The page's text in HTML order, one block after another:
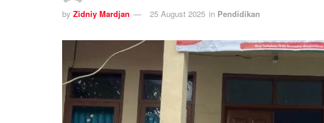
by Zidniy Mardjan 25 August 2025 in Pendidikan